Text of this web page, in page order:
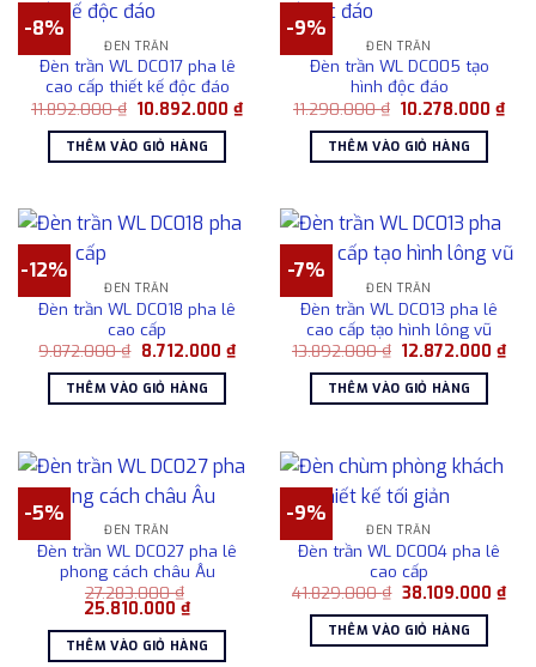
-8%
ĐÈN TRẦN
Đèn trần WL DC017 pha lê
cao cấp thiết kế độc đáo
11.892.000₫ Giá
là:
11.892.000 ₫.
10.892.000₫Giá
hiện
10.892.000 ₫.
THÊM VÀO GIỎ HÀNG
-9%
ĐÈN TRẦN
Đèn trần WL DC005 tạo
hình độc đáo
11.290.000₫ Giá
là:
11.290.000 ₫.
10.278.000₫Giá
hiện
THÊM VÀO GIỎ HÀNG
-12%
ĐÈN TRẦN
Đèn trần WL DC018 pha lê
cao cấp
9.872.000₫ Giá
là:
9.872.000 ₫.
8.712.000 ₫Giá
hiện
8.712.000 ₫.
THÊM VÀO GIỎ HÀNG
-7%
ĐÈN TRẦN
Đèn trần WL DC013 pha lê
cao cấp tạo hình lông vũ
13.892.000₫ Giá
là:
13.892.000 ₫.
12.872.000₫Giá
hiện
THÊM VÀO GIỎ HÀNG
-5%
ĐÈN TRẦN
Đèn trần WL DC027 pha lê
phong cách châu Âu
27.283.000₫
Giá
là:
27.283.000 ₫.
25.810.000 ₫Giá
tại
là:
THÊM VÀO GIỎ HÀNG
-9%
ĐÈN TRẦN
Đèn trần WL DC004 pha lê
cao cấp
41.829.000₫ Giá
là:
41.829.000 ₫.
38.109.000 ₫Giá
THÊM VÀO GIỎ HÀNG